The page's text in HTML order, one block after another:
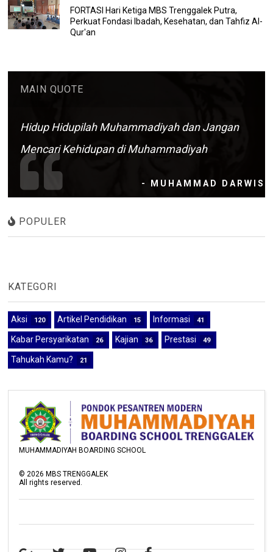
FORTASI Hari Ketiga MBS Trenggalek Putra,
Perkuat Fondasi Ibadah, Kesehatan, dan Tahfiz Al-
Qur'an
MAIN QUOTE
Hidup Hidupilah Muhammadiyah dan Jangan
Mencari Kehidupan di Muhammadiyah
- MUHAMMAD DARWIS
POPULER
KATEGORI
Aksi 120 Artikel Pendidikan 15 Informasi 41
Kabar Persyarikatan 26 Kajian 36 Prestasi 49
Tahukah Kamu? 21
MUHAMMADIYAH BOARDING SCHOOL
©2026 MBS TRENGGALEK
All rights reserved.